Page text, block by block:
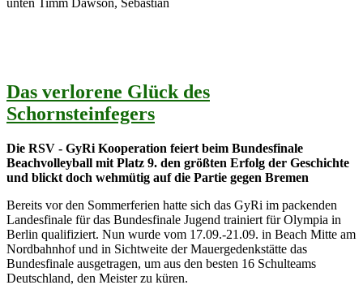
Das verlorene Glück des
Schornsteinfegers
Die RSV - GyRi Kooperation feiert beim Bundesfinale
Beachvolleyball mit Platz 9. den größten Erfolg der Geschichte
und blickt doch wehmütig auf die Partie gegen Bremen
Bereits vor den Sommerferien hatte sich das GyRi im packenden
Landesfinale für das Bundesfinale Jugend trainiert für Olympia in
Berlin qualifiziert. Nun wurde vom 17.09.-21.09. in Beach Mitte am
Nordbahnhof und in Sichtweite der Mauergedenkstätte das
Bundesfinale ausgetragen, um aus den besten 16 Schulteams
Deutschland, den Meister zu küren.